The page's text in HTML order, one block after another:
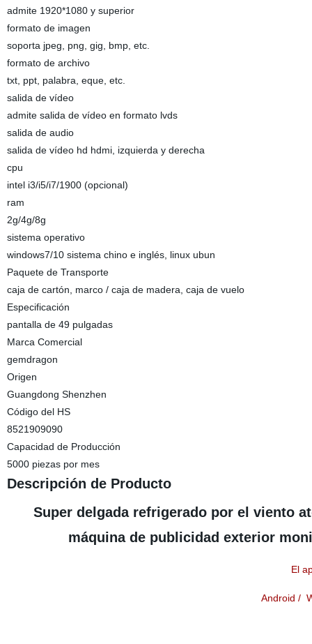
admite 1920*1080 y superior
formato de imagen
soporta jpeg, png, gig, bmp, etc.
formato de archivo
txt, ppt, palabra, eque, etc.
salida de vídeo
admite salida de vídeo en formato lvds
salida de audio
salida de vídeo hd hdmi, izquierda y derecha
cpu
intel i3/i5/i7/1900 (opcional)
ram
2g/4g/8g
sistema operativo
windows7/10 sistema chino e inglés, linux ubun
Paquete de Transporte
caja de cartón, marco / caja de madera, caja de vuelo
Especificación
pantalla de 49 pulgadas
Marca Comercial
gemdragon
Origen
Guangdong Shenzhen
Código del HS
8521909090
Capacidad de Producción
5000 piezas por mes
Descripción de Producto
Super delgada refrigerado por el viento
máquina de publicidad exterior
El
Android /